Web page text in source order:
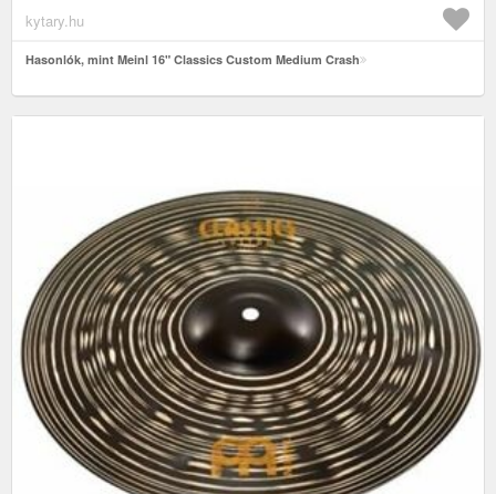
kytary.hu
Hasonlók, mint Meinl 16" Classics Custom Medium Crash